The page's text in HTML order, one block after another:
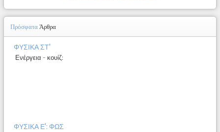
ΠρόσφαταΆρθρα
ΦΥΣΙΚΑ ΣΤ'
Ενέργεια - κουίζ:
ΦΥΣΙΚΑ Ε': ΦΩΣ